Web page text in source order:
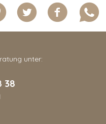
unter:
38